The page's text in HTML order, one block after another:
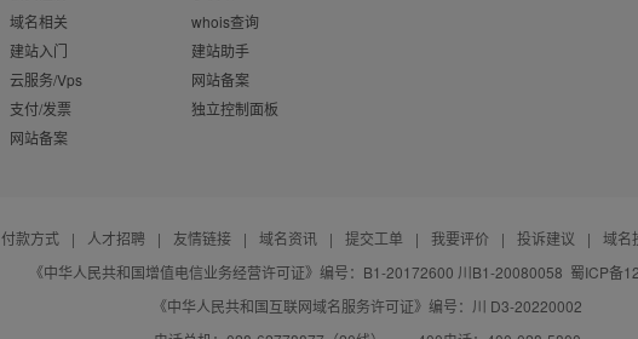
域名相关
建站入门
云服务/Vps
支付/发票
网站备案
whois查询
建站助手
网站备案
独立控制面板
付款方式 | 人才招聘 | 友情链接 | 域名资讯 | 提交工单 | 我要评价 | 投诉建议 |
域名
《中华人民共和国增值电信业务经营许可证》编号：B1-20172600 川B1-20080058 蜀ICP备
《中华人民共和国互联网域名服务许可证》编号：川 D3-20220002